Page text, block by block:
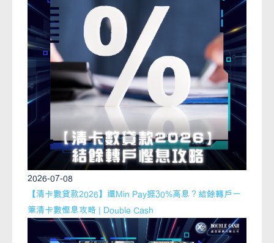
2026-07-08
【清卡數貸款2026】還Min Pay捱30%高息？結餘轉戶一
筆清卡數慳息攻略 | Double Cash